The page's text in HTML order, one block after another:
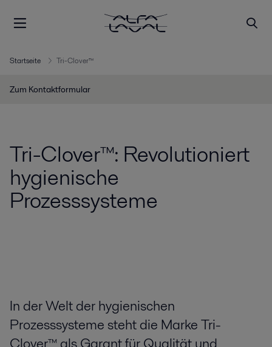
Startseite Tri-Clover™
Zum Kontaktformular
Tri-Clover™: Revolutioniert
hygienische
Prozesssysteme
In der Welt der hygienischen
Prozesssysteme steht die Marke Tri-